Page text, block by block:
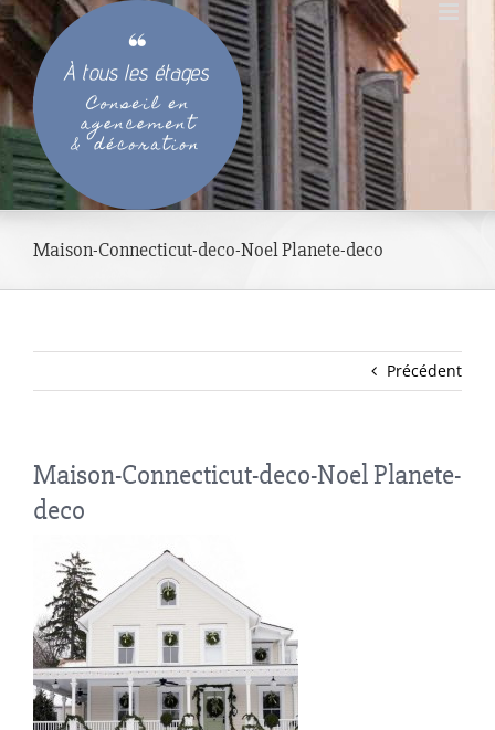
Passer
au
contenu
Maison-Connecticut-deco-Noel Planete-deco
Précédent
Maison-Connecticut-deco-Noel Planete-
deco